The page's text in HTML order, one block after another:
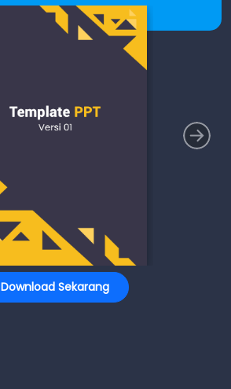
Download Sekarang